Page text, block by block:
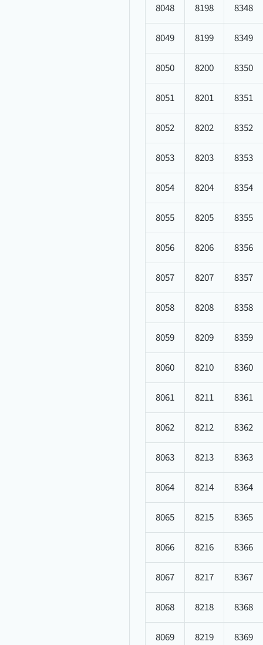
8048 8198 8348
8049 8199 8349
8050 8200 8350
8051 8201 8351
8052 8202 8352
8053 8203 8353
8054 8204 8354
8055 8205 8355
8056 8206 8356
8057 8207 8357
8058 8208 8358
8059 8209 8359
8060 8210 8360
8061 8211 8361
8062 8212 8362
8063 8213 8363
8064 8214 8364
8065 8215 8365
8066 8216 8366
8067 8217 8367
8068 8218 8368
8069 8219 8369